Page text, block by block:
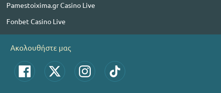
Pamestoixima.gr Casino Live
Fonbet Casino Live
Ακολουθήστε μας